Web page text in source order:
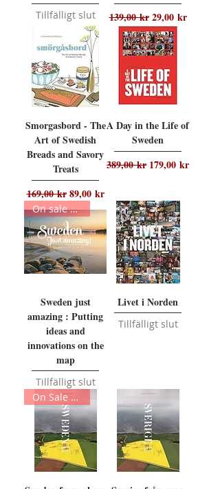
Tillfälligt slut
Ordinarie pris
139,00 kr Reapris
29,00 kr
Smorgasbord - The
Art of Swedish
Breads and Savory
Treats
Ordinarie pris
169,00 kr Reapris
89,00 kr
A Day in the Life of
Sweden
Ordinarie pris
389,00 kr Reapris
179,00 kr
On sale 69kr
Sweden just
amazing : Putting
ideas and
innovations on the
map
Tillfälligt slut
Livet i Norden
Tillfälligt slut
On Sale 199kr